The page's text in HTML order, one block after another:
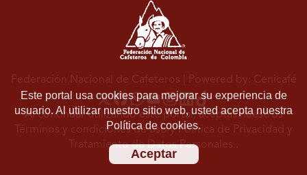
Este portal usa cookies para mejorar su experiencia de
usuario. Al utilizar nuestro sitio web, usted acepta nuestra
Política de cookies.
Aceptar
Federación Nacional de Cafeteros | Powered by: Cenicafé
Al continuar utilizando este portal, aceptas nuestros
Términos y condiciones de usoyPolítica de Privacidad y
Tratamiento de Datos Personales